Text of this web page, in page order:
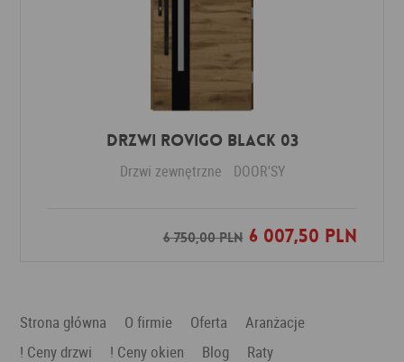
DRZWI ROVIGO BLACK 03
Drzwi zewnętrzne DOOR'SY
6 750,00 PLN6 007,50 PLN
Dodaj do ulubionych
Strona główna O firmie Oferta
Aranżacje
! Ceny drzwi
! Ceny okien Blog Raty